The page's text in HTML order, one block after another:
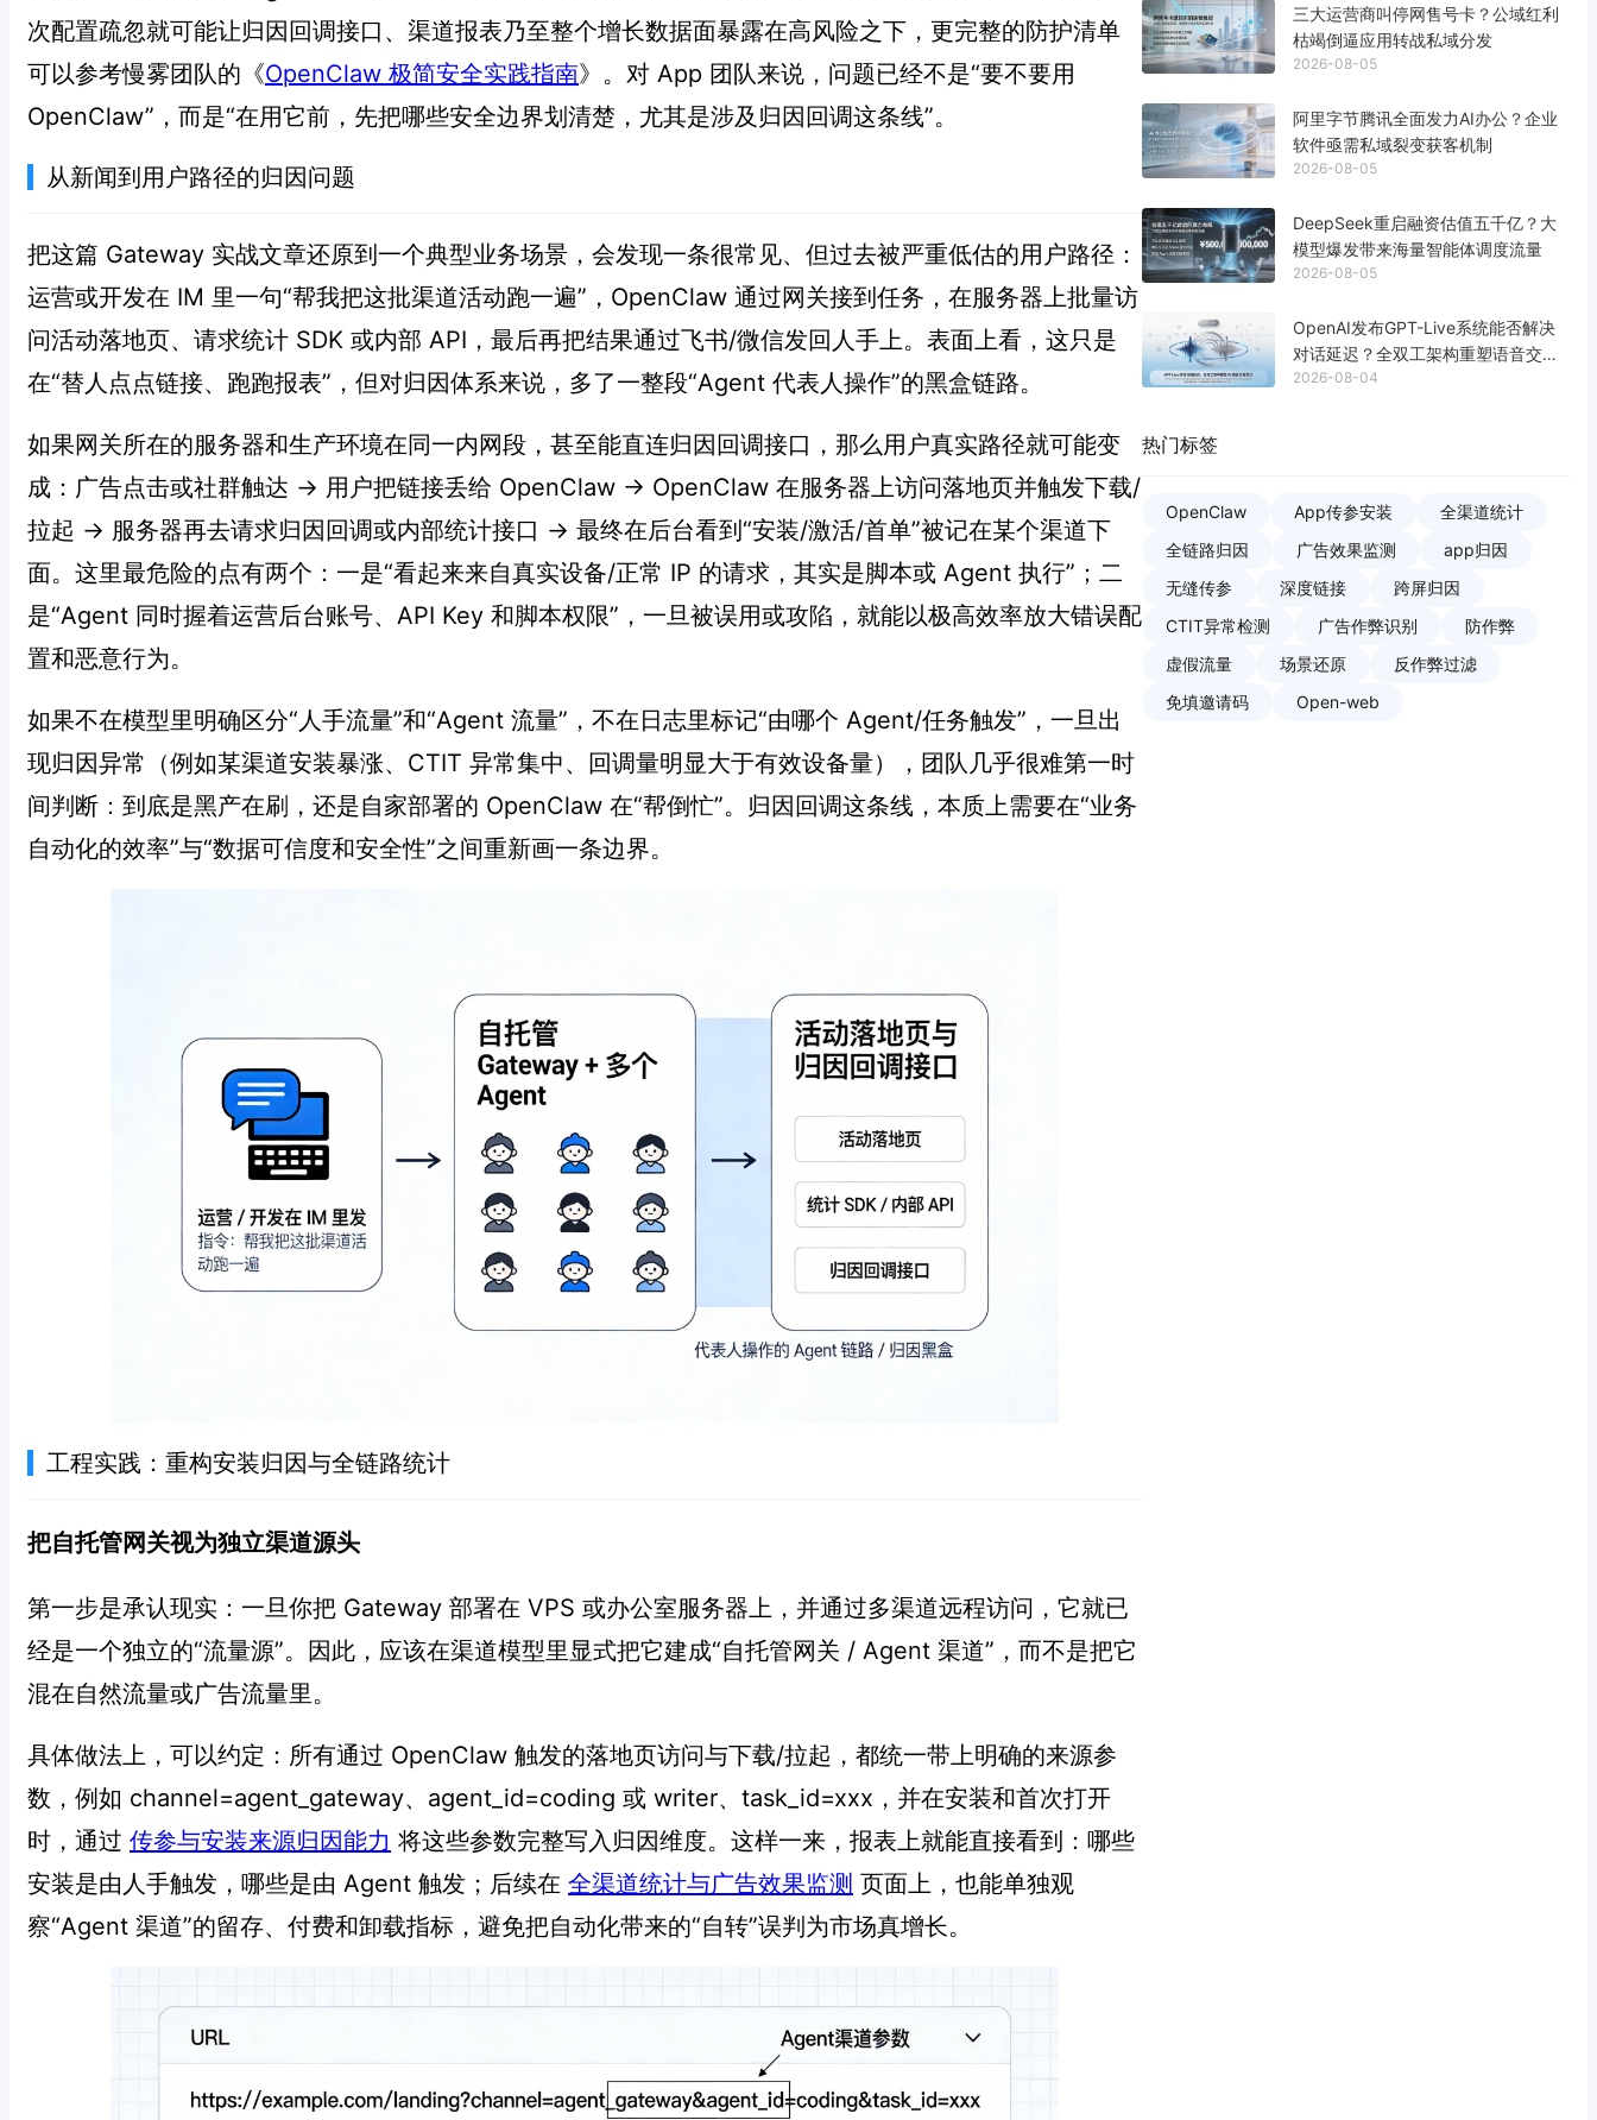
次配置疏忽就可能让归因回调接口、渠道报表乃至整个增长数据面暴露在高风险之下，更完整的防护清单
可以参考慢雾团队的《OpenClaw 极简安全实践指南》。对 App 团队来说，问题已经不是“要不要用
OpenClaw”，而是“在用它前，先把哪些安全边界划清楚，尤其是涉及归因回调这条线”。
从新闻到用户路径的归因问题
把这篇 Gateway 实战文章还原到一个典型业务场景，会发现一条很常见、但过去被严重低估的用户路径：
运营或开发在 IM 里一句“帮我把这批渠道活动跑一遍”，OpenClaw 通过网关接到任务，在服务器上批量访
问活动落地页、请求统计 SDK 或内部 API，最后再把结果通过飞书/微信发回人手上。表面上看，这只是
在“替人点点链接、跑跑报表”，但对归因体系来说，多了一整段“Agent 代表人操作”的黑盒链路。
如果网关所在的服务器和生产环境在同一内网段，甚至能直连归因回调接口，那么用户真实路径就可能变
成：广告点击或社群触达 → 用户把链接丢给 OpenClaw → OpenClaw 在服务器上访问落地页并触发下载/
拉起 → 服务器再去请求归因回调或内部统计接口 → 最终在后台看到“安装/激活/首单”被记在某个渠道下
面。这里最危险的点有两个：一是“看起来来自真实设备/正常 IP 的请求，其实是脚本或 Agent 执行”；二
是“Agent 同时握着运营后台账号、API Key 和脚本权限”，一旦被误用或攻陷，就能以极高效率放大错误配
置和恶意行为。
如果不在模型里明确区分“人手流量”和“Agent 流量”，不在日志里标记“由哪个 Agent/任务触发”，一旦出
现归因异常（例如某渠道安装暴涨、CTIT 异常集中、回调量明显大于有效设备量），团队几乎很难第一时
间判断：到底是黑产在刷，还是自家部署的 OpenClaw 在“帮倒忙”。归因回调这条线，本质上需要在“业务
自动化的效率”与“数据可信度和安全性”之间重新画一条边界。
工程实践：重构安装归因与全链路统计
把自托管网关视为独立渠道源头
第一步是承认现实：一旦你把 Gateway 部署在 VPS 或办公室服务器上，并通过多渠道远程访问，它就已
经是一个独立的“流量源”。因此，应该在渠道模型里显式把它建成“自托管网关 / Agent 渠道”，而不是把它
混在自然流量或广告流量里。
具体做法上，可以约定：所有通过 OpenClaw 触发的落地页访问与下载/拉起，都统一带上明确的来源参
数，例如 channel=agent_gateway、agent_id=coding 或 writer、task_id=xxx，并在安装和首次打开
时，通过 传参与安装来源归因能力 将这些参数完整写入归因维度。这样一来，报表上就能直接看到：哪些
安装是由人手触发，哪些是由 Agent 触发；后续在 全渠道统计与广告效果监测 页面上，也能单独观
察“Agent 渠道”的留存、付费和卸载指标，避免把自动化带来的“自转”误判为市场真增长。
三大运营商叫停网售号卡？公域红利
枯竭倒逼应用转战私域分发
2026-08-05
阿里字节腾讯全面发力AI办公？企业
软件亟需私域裂变获客机制
2026-08-05
DeepSeek重启融资估值五千亿？大
模型爆发带来海量智能体调度流量
2026-08-05
OpenAI发布GPT-Live系统能否解决
对话延迟？全双工架构重塑语音交互
生态
2026-08-04
热门标签
OpenClaw App传参安装
全渠道统计
全链路归因
广告效果监测
app归因
无缝传参
深度链接
跨屏归因
CTIT异常检测
广告作弊识别
防作弊
虚假流量
场景还原
反作弊过滤
免填邀请码
Open-web